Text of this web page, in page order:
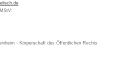
- Körperschaft des Öffentlichen Rechts